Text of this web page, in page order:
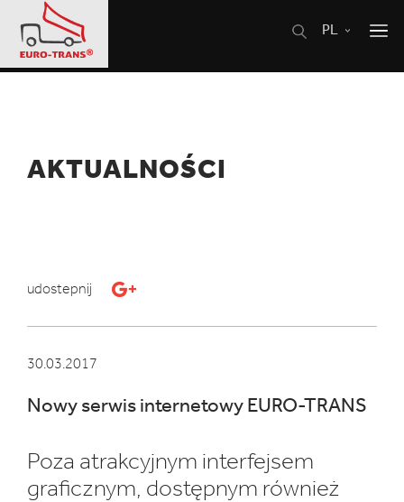
PL
AKTUALNOŚCI
udostepnij
30.03.2017
Nowy serwis internetowy EURO-TRANS
Poza atrakcyjnym interfejsem
graficznym, dostępnym również